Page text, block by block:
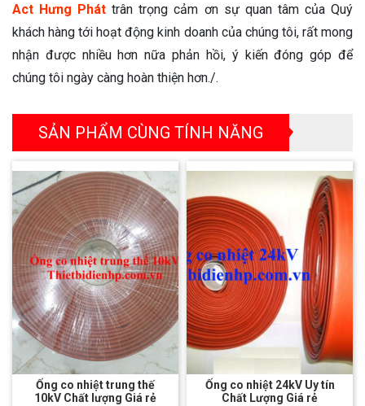
Act Hưng Phát trân trọng cảm ơn sự quan tâm của Quý
khách hàng tới hoạt động kinh doanh của chúng tôi, rất mong
nhận được nhiều hơn nữa phản hồi, ý kiến đóng góp để
chúng tôi ngày càng hoàn thiện hơn./.
SẢN PHẨM CÙNG TÍNH NĂNG
Ống co nhiệt trung thế
10kV Chất lượng Giá rẻ
Ống co nhiệt 24kV Uy tín
Chất Lượng Giá rẻ